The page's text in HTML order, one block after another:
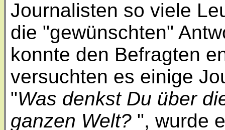
Journalisten so viele
die "gewünschten"
konnte den Befragten
versuchten es einige
"Was denkst Du über
ganzen Welt? ", wurde